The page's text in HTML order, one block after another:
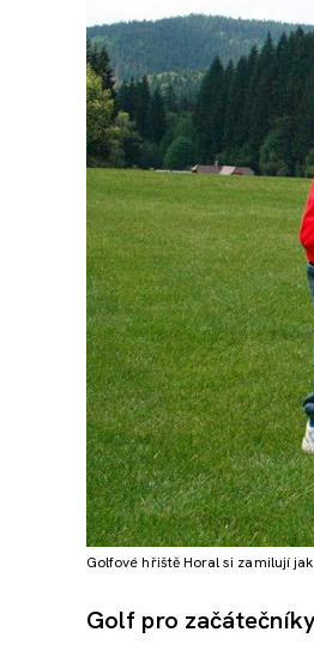
Golfové hřiště Horal si zamilují
Golf pro